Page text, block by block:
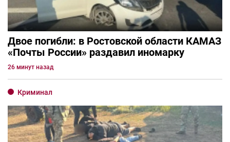
Двое погибли: в Ростовской области КАМАЗ
«Почты России» раздавил иномарку
26 минут назад
Криминал